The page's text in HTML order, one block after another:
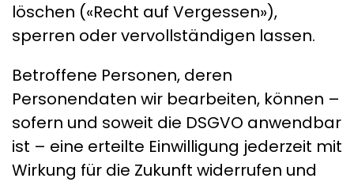
löschen («Recht auf Vergessen»),
sperren oder vervollständigen lassen.
Betroffene Personen, deren
Personendaten wir bearbeiten, können –
sofern und soweit die DSGVO anwendbar
ist – eine erteilte Einwilligung jederzeit mit
Wirkung für die Zukunft widerrufen und